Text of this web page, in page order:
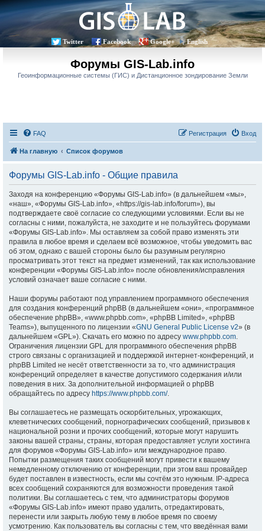
Twitter Facebook Google+ English
Форумы GIS-Lab.info
Геоинформационные системы (ГИС) и Дистанционное зондирование Земли
FAQ Вход
Регистрация
На главную Список форумов
Форумы GIS-Lab.info - Общие правила
Заходя на конференцию «Форумы GIS-Lab.info» (в дальнейшем «мы»,
«наш», «Форумы GIS-Lab.info», «https://gis-lab.info/forum»), вы
подтверждаете своё согласие со следующими условиями. Если вы не
согласны с ними, пожалуйста, не заходите и не пользуйтесь форумами
«Форумы GIS-Lab.info». Мы оставляем за собой право изменять эти
правила в любое время и сделаем всё возможное, чтобы уведомить вас
об этом, однако с вашей стороны было бы разумным регулярно
просматривать этот текст на предмет изменений, так как использование
конференции «Форумы GIS-Lab.info» после обновления/исправления
условий означает ваше согласие с ними.
Наши форумы работают под управлением программного обеспечения
для создания конференций phpBB (в дальнейшем «они», «программное
обеспечение phpBB», «www.phpbb.com», «phpBB Limited», «phpBB
Teams»), выпущенного по лицензии «GNU General Public License v2» (в
дальнейшем «GPL»). Скачать его можно по адресу www.phpbb.com.
Ограничения лицензии GPL для программного обеспечения phpBB
строго связаны с организацией и поддержкой интернет-конференций, и
phpBB Limited не несёт ответственности за то, что администрация
конференций определяет в качестве допустимого содержания и/или
поведения в них. За дополнительной информацией о phpBB
обращайтесь по адресу https://www.phpbb.com/.
Вы соглашаетесь не размещать оскорбительных, угрожающих,
клеветнических сообщений, порнографических сообщений, призывов к
национальной розни и прочих сообщений, которые могут нарушить
законы вашей страны, страны, которая предоставляет услуги хостинга
для форумов «Форумы GIS-Lab.info» или международное право.
Попытки размещения таких сообщений могут привести к вашему
немедленному отключению от конференции, при этом ваш провайдер
будет поставлен в известность, если мы сочтём это нужным. IP-адреса
всех сообщений сохраняются для возможности проведения такой
политики. Вы соглашаетесь с тем, что администраторы форумов
«Форумы GIS-Lab.info» имеют право удалить, отредактировать,
перенести или закрыть любую тему в любое время по своему
усмотрению. Как пользователь вы согласны с тем, что введённая вами